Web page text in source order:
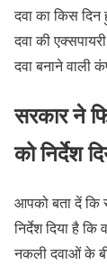
दवा का किस दिन
दवा की
दवा बनाने वाली
सरकार ने
को निर्देश
आपको बता दें कि
निर्देश दिया है
नकली दवाओं के